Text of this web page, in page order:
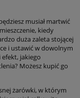
musiał martwić
kiedy
duża zaleta stojącej
i ustawić w dowolnym
jakiego
Możesz kupić go
żarówki, w którym